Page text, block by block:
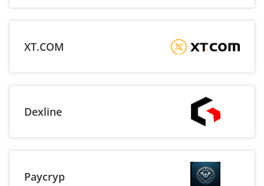
XT.COM
Dexline
Paycryp